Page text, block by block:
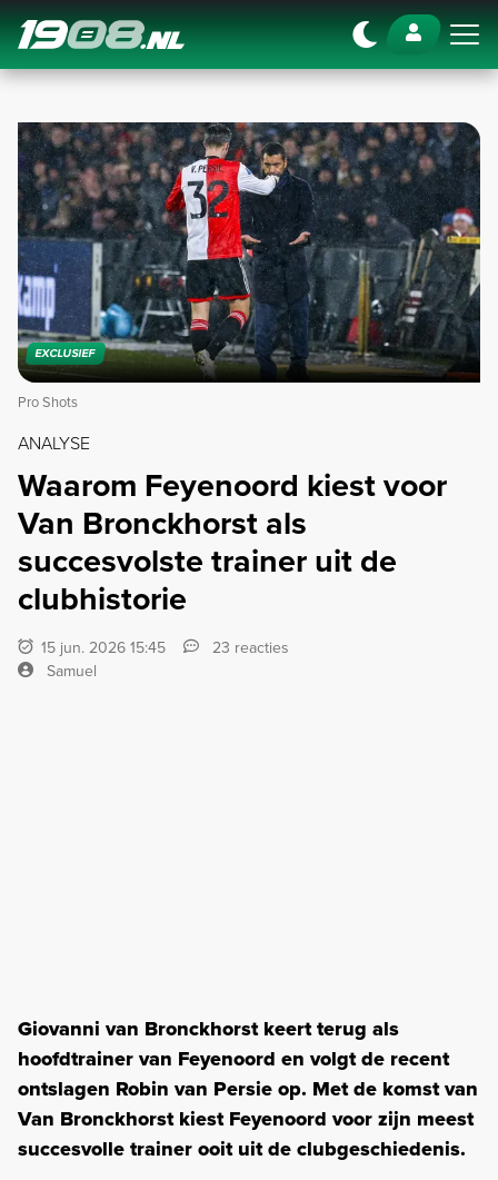
Navigation
EXCLUSIEF
Pro Shots
ANALYSE
Waarom Feyenoord kiest voor
Van Bronckhorst als
succesvolste trainer uit de
clubhistorie
15 jun. 2026 15:45
23 reacties
Samuel
Giovanni van Bronckhorst keert terug als
hoofdtrainer van Feyenoord en volgt de recent
ontslagen Robin van Persie op. Met de komst van
Van Bronckhorst kiest Feyenoord voor zijn meest
succesvolle trainer ooit uit de clubgeschiedenis.